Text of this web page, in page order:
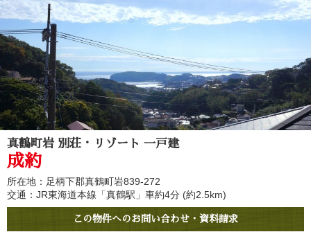
真鶴町岩 別荘・リゾート 一戸建
成約
所在地：足柄下郡真鶴町岩839-272
交通：JR東海道本線「真鶴駅」車約4分 (約2.5km)
この物件へのお問い合わせ・資料請求